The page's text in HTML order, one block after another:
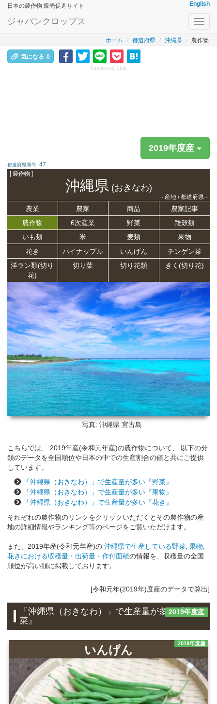
日本の農作物 販売促進サイト English
ジャパンクロップス
ホーム 都道府県 沖縄県 農作物
気になる 0
Sponsored Link
2019年度産
都道府県番号: 47
[ 農作物 ]
沖縄県(おきなわ)
- 産地 / 都道府県 -
農業 農家 商品
農家記事
農作物
6次産業 野菜
雑穀類
いも類
米 麦類
果物
花き
パイナップル いんげん
チンゲン菜
洋ラン類(切り
花)
切り葉 切り花類 きく(切り花)
写真: 沖縄県 宮古島
こちらでは、 2019年産(令和元年産)の農作物について、 以下の分
類のデータを全国順位や日本の中での生産割合の値と共にご提供
しています。
「沖縄県（おきなわ）」で生産量が多い『野菜』
「沖縄県（おきなわ）」で生産量が多い『果物』
「沖縄県（おきなわ）」で生産量が多い『花き』
それぞれの農作物のリンクをクリックいただくとその農作物の産
地の詳細情報やランキング等のページをご覧いただけます。
また、2019年産(令和元年産)の 沖縄県で生産している野菜, 果物,
花きにおける収穫量・出荷量・作付面積の情報を、収穫量の全国
順位が高い順に掲載しております。
[令和元年(2019年)度産のデータで算出]
2019年度産
「沖縄県（おきなわ）」で生産量が多い『野
菜』
2019年度産
いんげん